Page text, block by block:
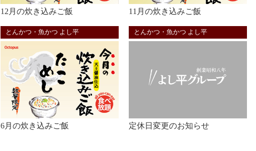
12月の炊き込みご飯 11月の炊き込みご飯
とんかつ・魚かつ よし平
6月の炊き込みご飯
とんかつ・魚かつ よし平
定休日変更のお知らせ